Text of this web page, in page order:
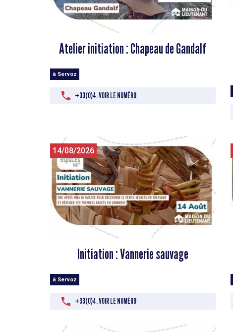
Atelier initiation : Chapeau de Gandalf
à Servoz
+33(0)4. VOIR LE NUMÉRO
14/08/2026
Initiation : Vannerie sauvage
à Servoz
+33(0)4. VOIR LE NUMÉRO